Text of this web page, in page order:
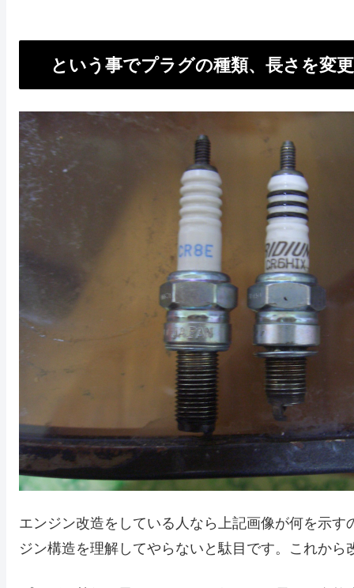
という事でプラグの種類、長さを変
エンジン改造をしている人なら上記画像が何を示
ジン構造を理解してやらないと駄目です。これか